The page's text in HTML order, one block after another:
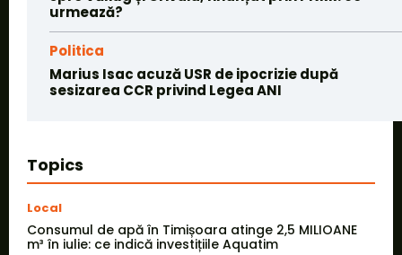
urmează?
Politica
Marius Isac acuză USR de ipocrizie după
sesizarea CCR privind Legea ANI
Topics
Local
Consumul de apă în Timișoara atinge 2,5 MILIOANE
m³ în iulie: ce indică investițiile Aquatim